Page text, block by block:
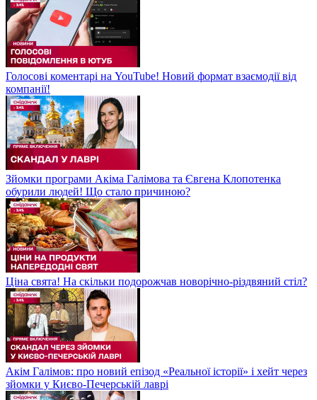
Голосові коментарі на YouTube! Новий формат взаємодії від
компанії!
Зйомки програми Акіма Галімова та Євгена Клопотенка
обурили людей! Що стало причиною?
Ціна свята! На скільки подорожчав новорічно-різдвяний стіл?
Акім Галімов: про новий епізод «Реальної історії» і хейт через
зйомки у Києво-Печерській лаврі